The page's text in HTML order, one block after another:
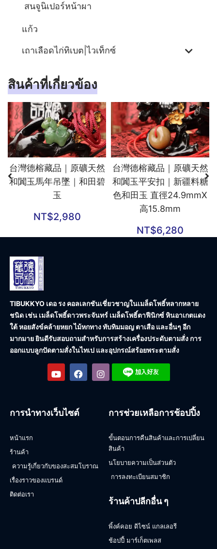
สนจูนิเปอร์หน้าผา
แก้ว
เถาเลือดไก่ทิเบต|ไวเท็กซ์
สินค้าที่เกี่ยวข้อง
台灣德榕藏品｜原礦天然
和闐玉馬年吊墜｜和田碧
玉
NT$2,980
台灣德榕藏品｜原礦天然
和闐玉平安扣｜新疆料糖
色和田玉 直徑24.9mmX
高15.8mm
NT$6,280
TIBUKKYO เดอ รง คอลเลกชันเชี่ยวชาญในเมล็ดโพธิ์หลากหลาย
ชนิด เช่น เมล็ดโพธิ์ดาวพระจันทร์ เมล็ดโพธิ์ตาฟีนิกซ์ หินอาเกตแดง
ใต้ หอยสังข์คล้ายหยก ไม้หกทาง ทับทิมมอญ ตาเสือ และอื่นๆ อีก
มากมาย ยินดีรับสอบถามสำหรับการสร้างเครื่องประดับตามสั่ง การ
ออกแบบลูกปัดตามสั่งในไทเป และอุปกรณ์สร้อยพระตามสั่ง
การนำทางเว็บไซต์
หน้าแรก
ร้านค้า
ความรู้เกี่ยวกับของสะสมโบราณ
เรื่องราวของแบรนด์
ติดต่อเรา
การช่วยเหลือการช้อปปิ้ง
ขั้นตอนการคืนสินค้าและการเปลี่ยน
สินค้า
นโยบายความเป็นส่วนตัว
การลงทะเบียนสมาชิก
ร้านค้าปลีกอื่น ๆ
พิ้งค์คอย ดิไซน์ แกลเลอรี
ช้อปปี้ มาร์เก็ตเพลส